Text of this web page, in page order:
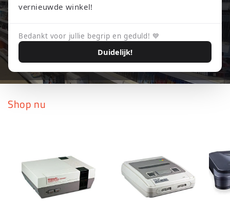
Shop nu
vernieuwde winkel!
Bedankt voor jullie begrip en geduld! 💙
Duidelijk!